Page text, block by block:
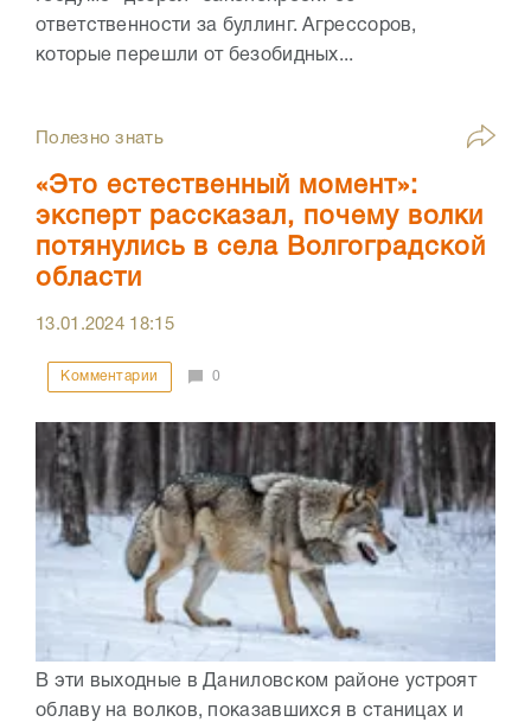
ответственности за буллинг. Агрессоров,
которые перешли от безобидных...
Полезно знать
«Это естественный момент»:
эксперт рассказал, почему волки
потянулись в села Волгоградской
области
13.01.2024 18:15
Комментарии 0
В эти выходные в Даниловском районе устроят
облаву на волков, показавшихся в станицах и